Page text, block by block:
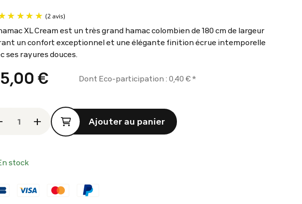
XL Cream est un très grand hamac colombien de 180 cm de largeur
un confort exceptionnel et une élégante finition écrue intemporelle
ses rayures douces.
€ Dont Eco-participation : 0,40 € *
+ Ajouter au panier
stock